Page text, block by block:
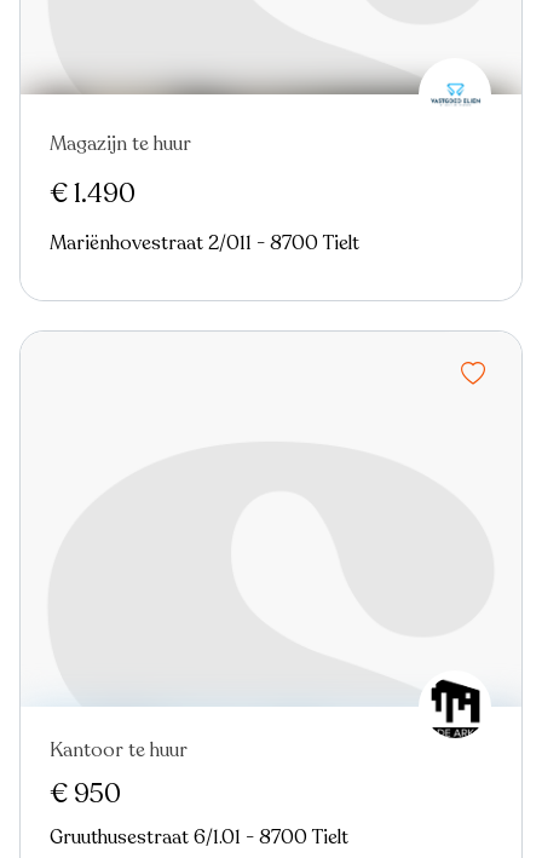
Magazijn te huur
€ 1.490
Mariënhovestraat 2/011 - 8700 Tielt
Kantoor te huur
€ 950
Gruuthusestraat 6/1.01 - 8700 Tielt